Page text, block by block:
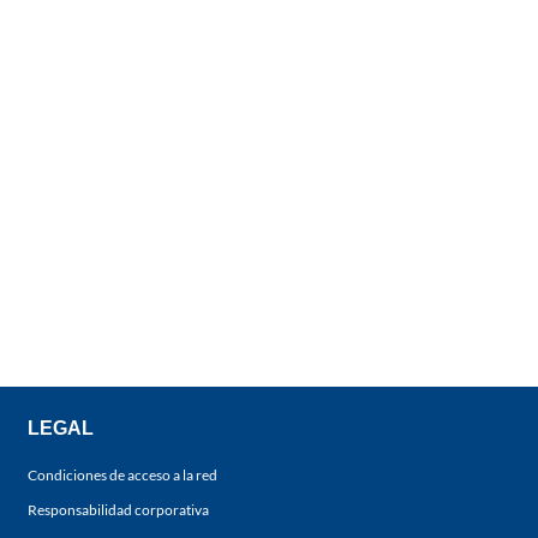
LEGAL
Condiciones de acceso a la red
Responsabilidad corporativa